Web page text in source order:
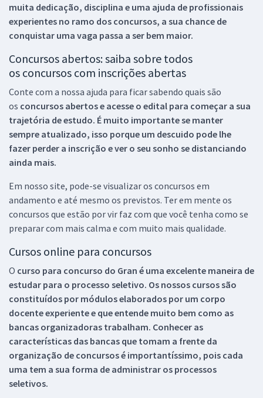
muita dedicação, disciplina e uma ajuda de profissionais
experientes no ramo dos concursos, a sua chance de
conquistar uma vaga passa a ser bem maior.
Concursos abertos: saiba sobre todos
os concursos com inscrições abertas
Conte com a nossa ajuda para ficar sabendo quais são
os concursos abertos e acesse o edital para começar a sua
trajetória de estudo. É muito importante se manter
sempre atualizado, isso porque um descuido pode lhe
fazer perder a inscrição e ver o seu sonho se distanciando
ainda mais.
Em nosso site, pode-se visualizar os concursos em
andamento e até mesmo os previstos. Ter em mente os
concursos que estão por vir faz com que você tenha como se
preparar com mais calma e com muito mais qualidade.
Cursos online para concursos
O curso para concurso do Gran é uma excelente maneira de
estudar para o processo seletivo. Os nossos cursos são
constituídos por módulos elaborados por um corpo
docente experiente e que entende muito bem como as
bancas organizadoras trabalham. Conhecer as
características das bancas que tomam a frente da
organização de concursos é importantíssimo, pois cada
uma tem a sua forma de administrar os processos
seletivos.